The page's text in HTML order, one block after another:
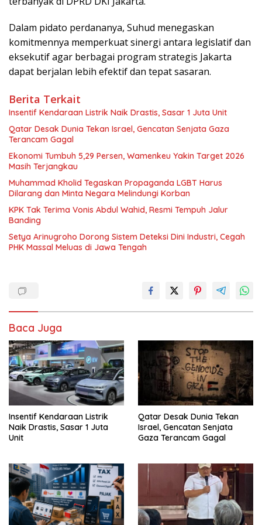
Dalam pidato perdananya, Suhud menegaskan
komitmennya memperkuat sinergi antara legislatif dan
eksekutif agar berbagai program strategis Jakarta
dapat berjalan lebih efektif dan tepat sasaran.
Berita Terkait
Insentif Kendaraan Listrik Naik Drastis, Sasar 1 Juta Unit
Qatar Desak Dunia Tekan Israel, Gencatan Senjata Gaza
Terancam Gagal
Ekonomi Tumbuh 5,29 Persen, Wamenkeu Yakin Target 2026
Masih Terjangkau
Muhammad Kholid Tegaskan Propaganda LGBT Harus
Dilarang dan Minta Negara Melindungi Korban
KPK Tak Terima Vonis Abdul Wahid, Resmi Tempuh Jalur
Banding
Setya Arinugroho Dorong Sistem Deteksi Dini Industri, Cegah
PHK Massal Meluas di Jawa Tengah
Baca Juga
Insentif Kendaraan Listrik
Naik Drastis, Sasar 1 Juta
Unit
Qatar Desak Dunia Tekan
Israel, Gencatan Senjata
Gaza Terancam Gagal